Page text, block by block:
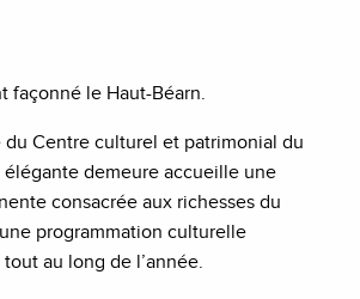
façonné le Haut-Béarn.
du Centre culturel et patrimonial du
élégante demeure accueille une
consacrée aux richesses du
programmation culturelle
au long de l’année.